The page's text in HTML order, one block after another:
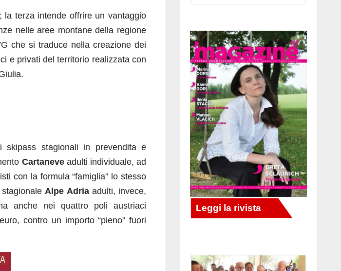
terza intende offrire un vantaggio
nelle aree montane della regione
che si traduce nella creazione dei
e privati del territorio realizzata con
skipass stagionali in prevendita e
Cartaneveadulti individuale, ad
con la formula “famiglia” lo stesso
stagionaleAlpe Adriaadulti, invece,
anche nei quattro poli austriaci
contro un importo “pieno” fuori